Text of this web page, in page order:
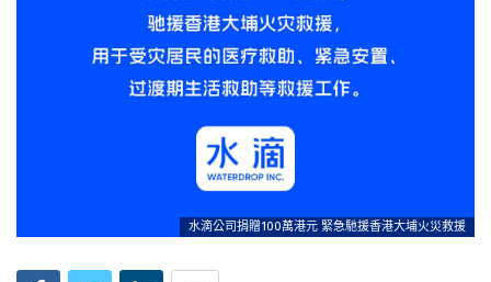
水滴公司捐贈100萬港元 緊急馳援香港大埔火災救援